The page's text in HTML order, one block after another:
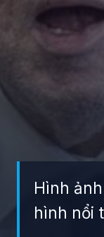
Hình
hình nổi